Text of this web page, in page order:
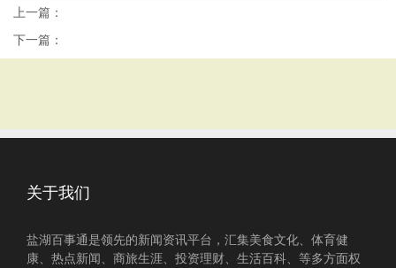
上一篇：
下一篇：
关于我们
盐湖百事通是领先的新闻资讯平台，汇集美食文化、体育健
康、热点新闻、商旅生涯、投资理财、生活百科、等多方面权